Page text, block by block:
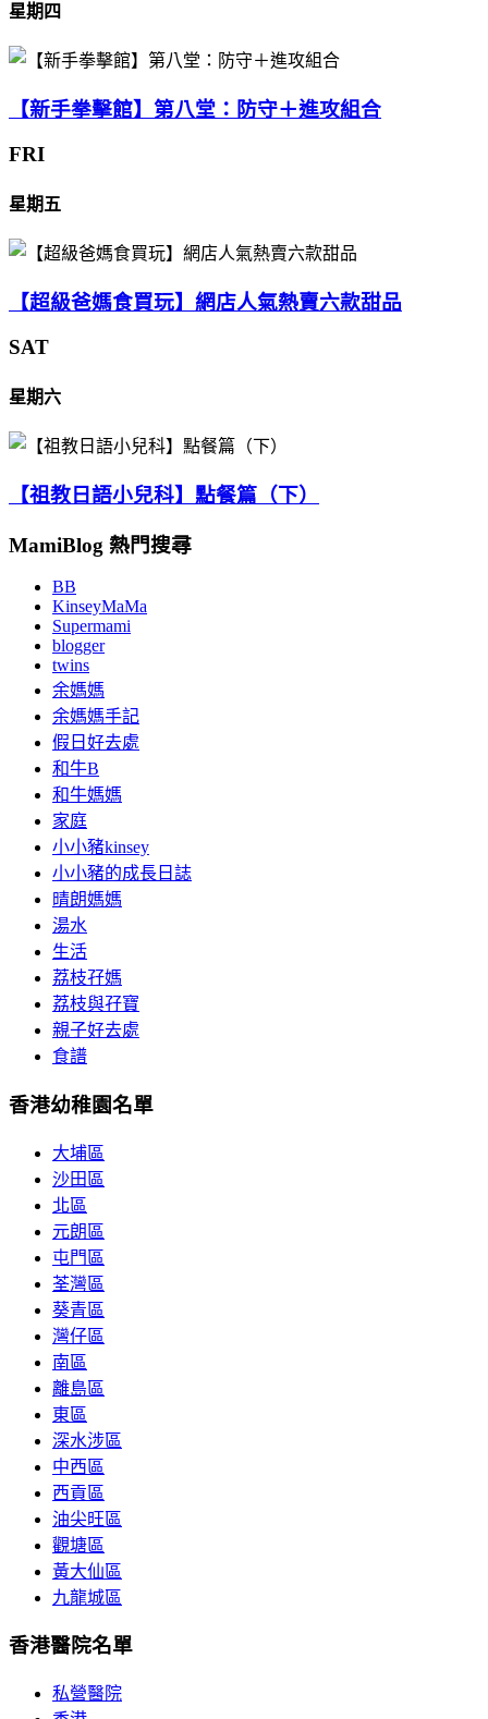
星期四
【新手拳擊館】第八堂：防守＋進攻組合
FRI
星期五
【超級爸媽食買玩】網店人氣熱賣六款甜品
SAT
星期六
【祖教日語小兒科】點餐篇（下）
MamiBlog 熱門搜尋
BB
KinseyMaMa
Supermami
blogger
twins
余媽媽
余媽媽手記
假日好去處
和牛B
和牛媽媽
家庭
小小豬kinsey
小小豬的成長日誌
晴朗媽媽
湯水
生活
荔枝孖媽
荔枝與孖寶
親子好去處
食譜
香港幼稚園名單
大埔區
沙田區
北區
元朗區
屯門區
荃灣區
葵青區
灣仔區
南區
離島區
東區
深水涉區
中西區
西貢區
油尖旺區
觀塘區
黃大仙區
九龍城區
香港醫院名單
私營醫院